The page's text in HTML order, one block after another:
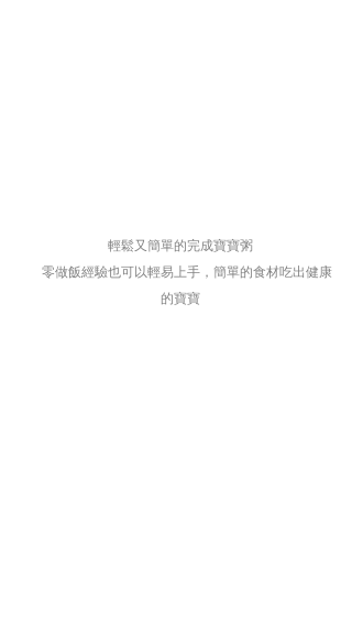
輕鬆又簡單的完成寶寶粥
零做飯經驗也可以輕易上手，簡單的食材吃出健康
的寶寶